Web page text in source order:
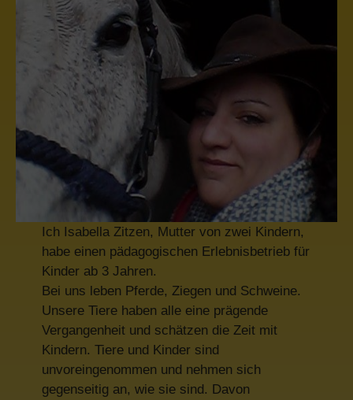
Ich Isabella Zitzen, Mutter von zwei Kindern,
habe einen pädagogischen Erlebnisbetrieb für
Kinder ab 3 Jahren.
Bei uns leben Pferde, Ziegen und Schweine.
Unsere Tiere haben alle eine prägende
Vergangenheit und schätzen die Zeit mit
Kindern. Tiere und Kinder sind
unvoreingenommen und nehmen sich
gegenseitig an, wie sie sind. Davon